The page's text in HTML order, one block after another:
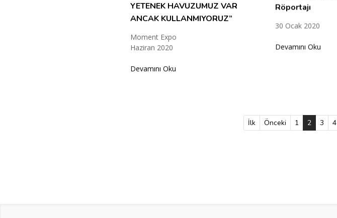
YETENEK HAVUZUMUZ VAR
ANCAK KULLANMIYORUZ”
Moment Expo
Haziran 2020
Devamını Oku
Röportajı
30 Ocak 2020
Devamını Oku
İlk Önceki 1 2 (current)
3 4